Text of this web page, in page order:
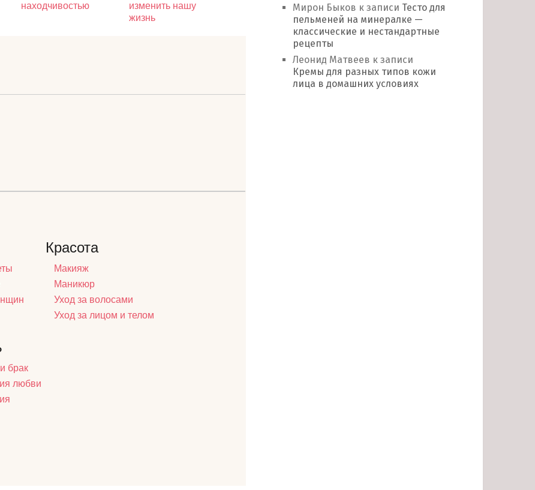
находчивостью
изменить нашу
жизнь
Красота
Макияж
Маникюр
Уход за волосами
Уход за лицом и телом
брак
любви
Мирон Быков к записи Тесто для
пельменей на минералке —
классические и нестандартные
рецепты
Леонид Матвеев к записи
Кремы для разных типов кожи
лица в домашних условиях